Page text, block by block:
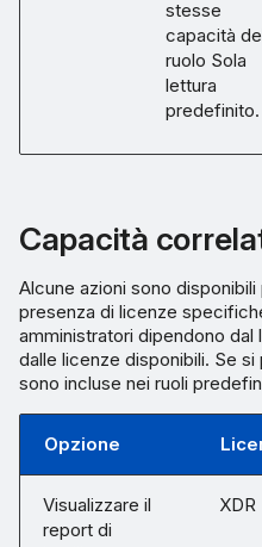
stesse
capacità
ruolo Sola
lettura
predefinito.
Capacità
Alcune azioni sono
presenza di licenze
amministratori dipendono dal
dalle licenze disponibili. Se
sono incluse nei ruoli
Opzione
Visualizzare il
report di
XDR